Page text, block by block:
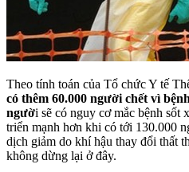
Theo tính toán của Tổ chức Y tế
có thêm 60.000 người chết vì
người sẽ có nguy cơ mắc bệnh sốt
triển mạnh hơn khi có tới 130.000
dịch giảm do khí hậu thay đổi thất
không dừng lại ở đây.